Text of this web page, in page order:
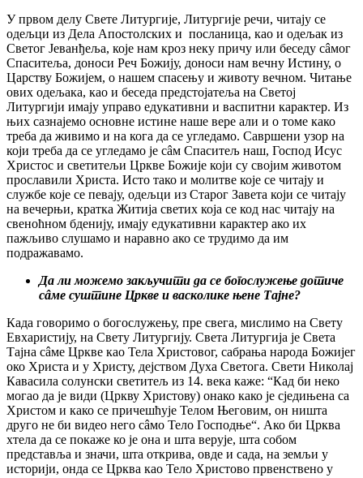
У првом делу Свете Литургије, Литургије речи, читају се
одељци из Дела Апостолских и посланица, као и одељак из
Светог Јеванђеља, које нам кроз неку причу или беседу сâмог
Спаситеља, доноси Реч Божију, доноси нам вечну Истину, о
Царству Божијем, о нашем спасењу и животу вечном. Читање
ових одељака, као и беседа предстојатеља на Светој
Литургији имају управо едукативни и васпитни карактер. Из
њих сазнајемо основне истине наше вере али и о томе како
треба да живимо и на кога да се угледамо. Савршени узор на
који треба да се угледамо је сâм Спаситељ наш, Господ Исус
Христос и светитељи Цркве Божије који су својим животом
прославили Христа. Исто тако и молитве које се читају и
службе које се певају, одељци из Старог Завета који се читају
на вечерњи, кратка Житија светих која се код нас читају на
свеноћном бденију, имају едукативни карактер ако их
пажљиво слушамо и наравно ако се трудимо да им
подражавамо.
Да ли можемо закључити да се богослужење дотиче
сâме суштине Цркве и васколике њене Тајне?
Када говоримо о богослужењу, пре свега, мислимо на Свету
Евхаристију, на Свету Литургију. Света Литургија је Света
Тајна сâме Цркве као Тела Христовог, сабрања народа Божијег
око Христа и у Христу, дејством Духа Светога. Свети Николај
Кавасила солунски светитељ из 14. века каже: “Кад би неко
могао да је види (Цркву Христову) онако како је сједињена са
Христом и како се причешћује Телом Његовим, он ништа
друго не би видео него сâмо Тело Господње“. Ако би Црква
хтела да се покаже ко је она и шта верује, шта собом
представља и значи, шта открива, овде и сада, на земљи у
историји, онда се Црква као Тело Христово првенствено у